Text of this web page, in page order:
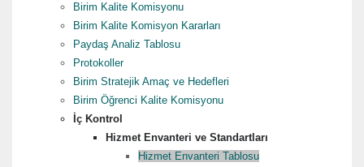
Birim Kalite Komisyonu
Birim Kalite Komisyon Kararları
Paydaş Analiz Tablosu
Protokoller
Birim Stratejik Amaç ve Hedefleri
Birim Öğrenci Kalite Komisyonu
İç Kontrol
Hizmet Envanteri ve Standartları
Hizmet Envanteri Tablosu